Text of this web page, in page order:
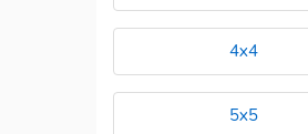
4x4
5x5